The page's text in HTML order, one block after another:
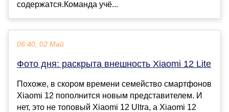
содержатся.Команда учё...
06:40, 02 Май
Фото дня: раскрыта внешность Xiaomi 12 Lite
Похоже, в скором времени семейство смартфонов
Xiaomi 12 пополнится новым представителем. И
нет, это не топовый Xiaomi 12 Ultra, а Xiaomi 12